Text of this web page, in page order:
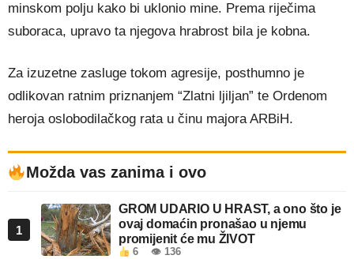
minskom polju kako bi uklonio mine. Prema riječima
suboraca, upravo ta njegova hrabrost bila je kobna.
Za izuzetne zasluge tokom agresije, posthumno je
odlikovan ratnim priznanjem “Zlatni ljiljan” te Ordenom
heroja oslobodilačkog rata u činu majora ARBiH.
Možda vas zanima i ovo
1
GROM UDARIO U HRAST, a ono što je
ovaj domaćin pronašao u njemu
promijenit će mu ŽIVOT
6 👁 136